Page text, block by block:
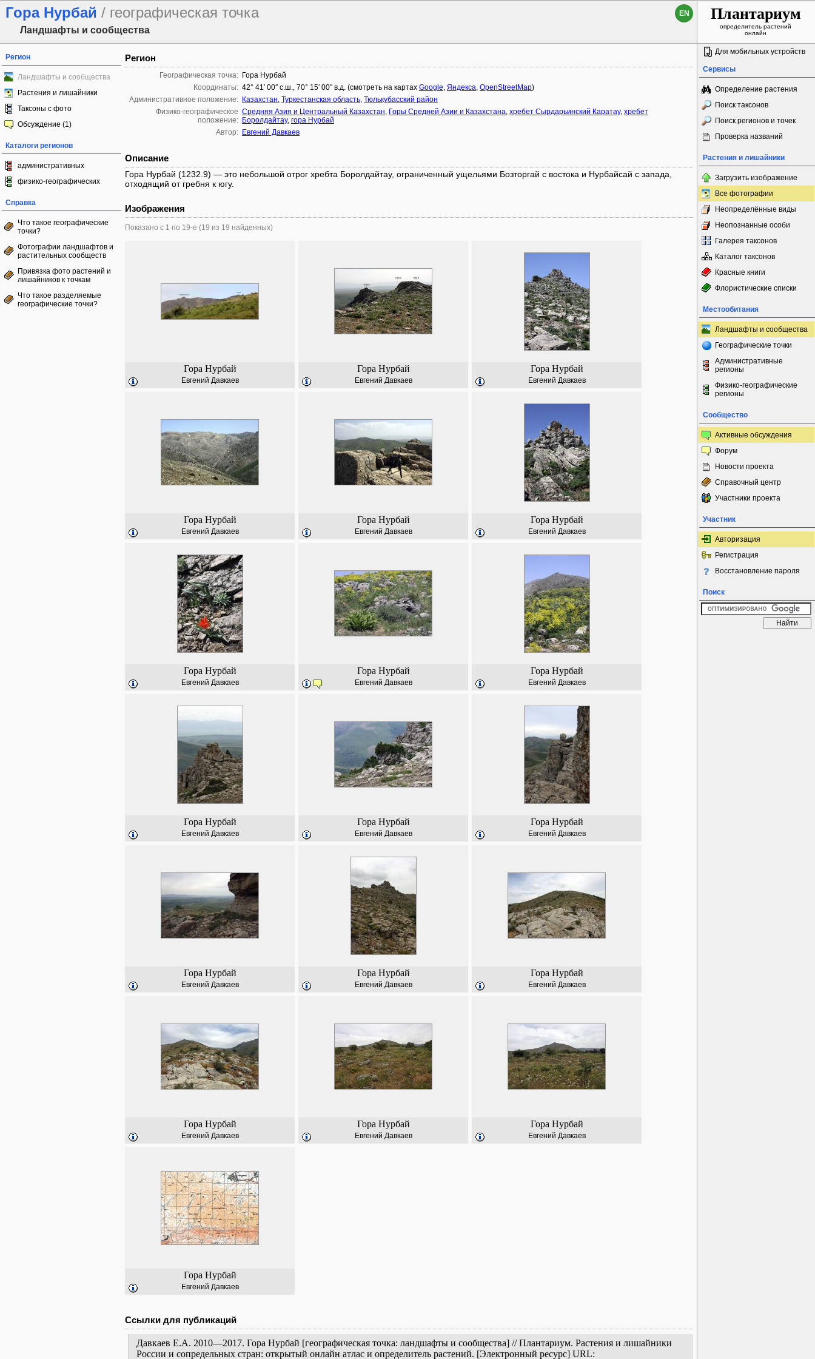
Гора Нурбай / географическая точка
Ландшафты и сообщества
EN Плантариум
определитель растений
онлайн
Регион
Ландшафты и сообщества
Растения и лишайники
Таксоны с фото
Обсуждение (1)
Каталоги регионов
административных
физико-географических
Справка
Что такое географические
точки?
Фотографии ландшафтов и
растительных сообществ
Привязка фото растений и
лишайников к точкам
Что такое разделяемые
географические точки?
Регион
Географическая точка: Гора Нурбай
Координаты: 42° 41′ 00″ с.ш., 70° 15′ 00″ в.д. (смотреть на картах Google, Яндекса, OpenStreetMap)
Административное положение: Казахстан, Туркестанская область, Тюлькубасский район
Физико-географическое
положение:
Средняя Азия и Центральный Казахстан, Горы Средней Азии и Казахстана, хребет Сырдарьинский Каратау, хребет
Боролдайтау, гора Нурбай
Автор: Евгений Давкаев
Описание
Гора Нурбай (1232.9) — это небольшой отрог хребта Боролдайтау, ограниченный ущельями Бозторгай с востока и Нурбайсай с запада,
отходящий от гребня к югу.
Изображения
Показано с 1 по 19-е (19 из 19 найденных)
Гора Нурбай
Евгений Давкаев
Гора Нурбай
Евгений Давкаев
Гора Нурбай
Евгений Давкаев
Гора Нурбай
Евгений Давкаев
Гора Нурбай
Евгений Давкаев
Гора Нурбай
Евгений Давкаев
Гора Нурбай
Евгений Давкаев
Гора Нурбай
Евгений Давкаев
Гора Нурбай
Евгений Давкаев
Гора Нурбай
Евгений Давкаев
Гора Нурбай
Евгений Давкаев
Гора Нурбай
Евгений Давкаев
Гора Нурбай
Евгений Давкаев
Гора Нурбай
Евгений Давкаев
Гора Нурбай
Евгений Давкаев
Гора Нурбай
Евгений Давкаев
Гора Нурбай
Евгений Давкаев
Гора Нурбай
Евгений Давкаев
Гора Нурбай
Евгений Давкаев
Ссылки для публикаций
Давкаев Е.А. 2010—2017. Гора Нурбай [географическая точка: ландшафты и сообщества] // Плантариум. Растения и лишайники
России и сопредельных стран: открытый онлайн атлас и определитель растений. [Электронный ресурс] URL:
Для мобильных устройств
Сервисы
Определение растения
Поиск таксонов
Поиск регионов и точек
Проверка названий
Растения и лишайники
Загрузить изображение
Все фотографии
Неопределённые виды
Неопознанные особи
Галерея таксонов
Каталог таксонов
Красные книги
Флористические списки
Местообитания
Ландшафты и сообщества
Географические точки
Административные
регионы
Физико-географические
регионы
Сообщество
Активные обсуждения
Форум
Новости проекта
Справочный центр
Участники проекта
Участник
Авторизация
Регистрация
Восстановление пароля
Поиск